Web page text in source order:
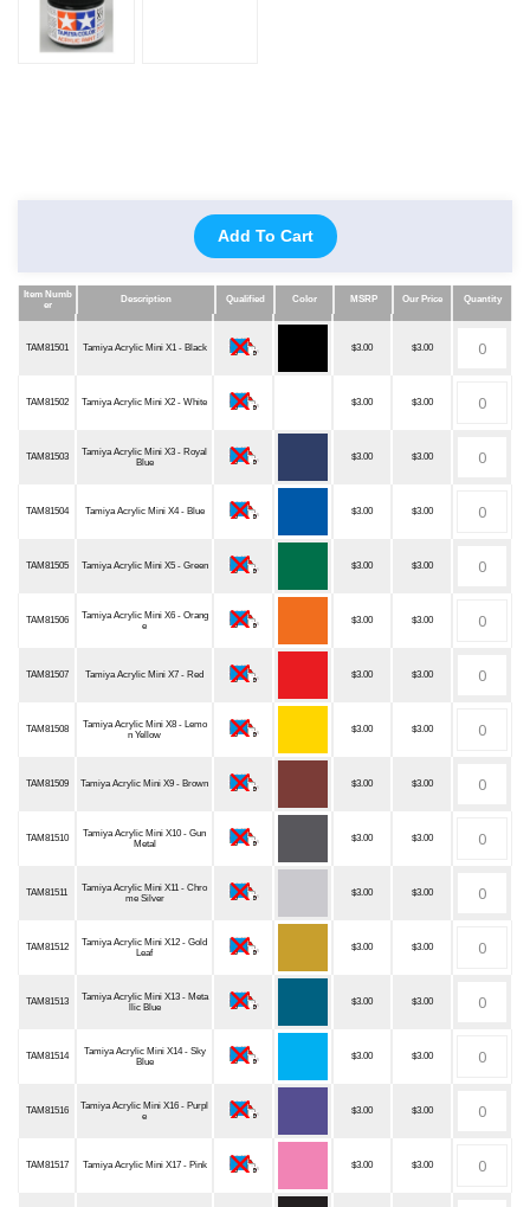
Add To Cart
Item Numb
er
Description Qualified Color MSRP Our Price Quantity
Item Numb
Description Qualified Color MSRP Our Price Quantity
TAM81501 Tamiya Acrylic Mini X1 - Black $3.00 $3.00
TAM81502 Tamiya Acrylic Mini X2 - White $3.00 $3.00
TAM81503
Tamiya Acrylic Mini X3 - Royal
Blue
$3.00 $3.00
TAM81504 Tamiya Acrylic Mini X4 - Blue $3.00 $3.00
TAM81505 Tamiya Acrylic Mini X5 - Green $3.00 $3.00
TAM81506
Tamiya Acrylic Mini X6 - Orang
e
$3.00 $3.00
TAM81507 Tamiya Acrylic Mini X7 - Red $3.00 $3.00
TAM81508
Tamiya Acrylic Mini X8 - Lemo
n Yellow
$3.00 $3.00
TAM81509 Tamiya Acrylic Mini X9 - Brown $3.00 $3.00
TAM81510
Tamiya Acrylic Mini X10 - Gun
Metal
$3.00 $3.00
TAM81511
Tamiya Acrylic Mini X11 - Chro
me Silver
$3.00 $3.00
TAM81512
Tamiya Acrylic Mini X12 - Gold
Leaf
$3.00 $3.00
TAM81513
Tamiya Acrylic Mini X13 - Meta
llic Blue
$3.00 $3.00
TAM81514
Tamiya Acrylic Mini X14 - Sky
Blue
$3.00 $3.00
TAM81516
Tamiya Acrylic Mini X16 - Purpl
e
$3.00 $3.00
TAM81517 Tamiya Acrylic Mini X17 - Pink $3.00 $3.00